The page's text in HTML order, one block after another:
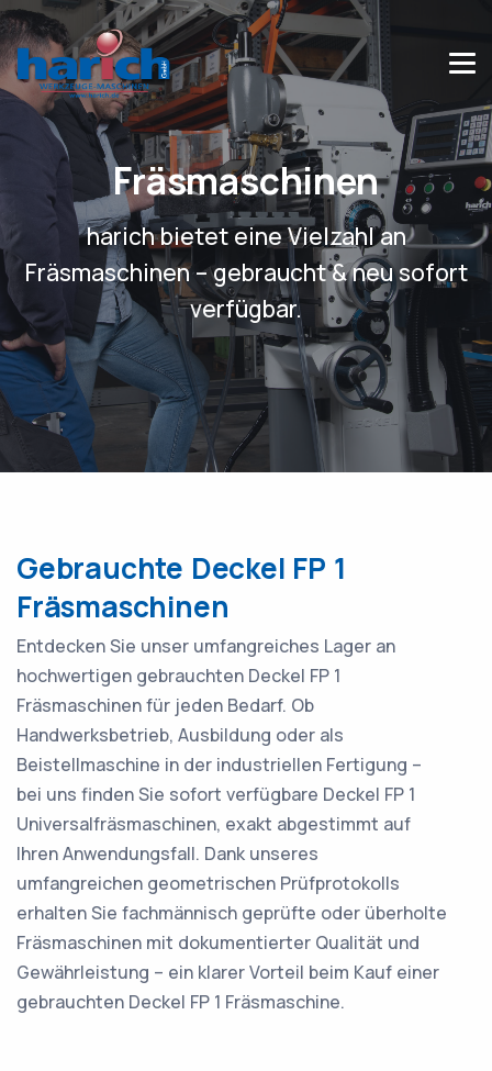
Fräsmaschinen
harich bietet eine Vielzahl an
Fräsmaschinen – gebraucht & neu sofort
verfügbar.
Gebrauchte Deckel FP 1
Fräsmaschinen
Entdecken Sie unser umfangreiches Lager an
hochwertigen gebrauchten Deckel FP 1
Fräsmaschinen für jeden Bedarf. Ob
Handwerksbetrieb, Ausbildung oder als
Beistellmaschine in der industriellen Fertigung –
bei uns finden Sie sofort verfügbare Deckel FP 1
Universalfräsmaschinen, exakt abgestimmt auf
Ihren Anwendungsfall. Dank unseres
umfangreichen geometrischen Prüfprotokolls
erhalten Sie fachmännisch geprüfte oder überholte
Fräsmaschinen mit dokumentierter Qualität und
Gewährleistung – ein klarer Vorteil beim Kauf einer
gebrauchten Deckel FP 1 Fräsmaschine.